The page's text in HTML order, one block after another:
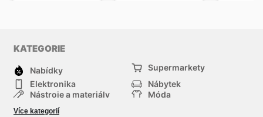
KATEGORIE
Nabídky
Supermarkety
Elektronika
Nábytek
Nástroje a materiály
Móda
Více kategorií